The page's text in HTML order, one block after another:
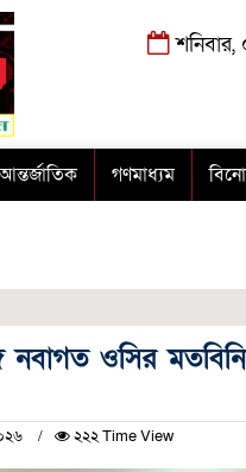
আন্তর্জাতিক গণমাধ্যম
নবাগত ওসির
২২২ Time View